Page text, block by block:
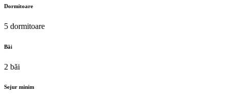
Dormitoare
5 dormitoare
Băi
2 băi
Sejur minim